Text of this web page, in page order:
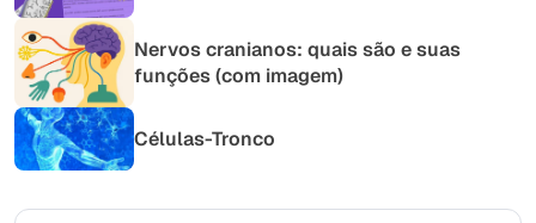
Nervos cranianos: quais são e suas
funções (com imagem)
Células-Tronco